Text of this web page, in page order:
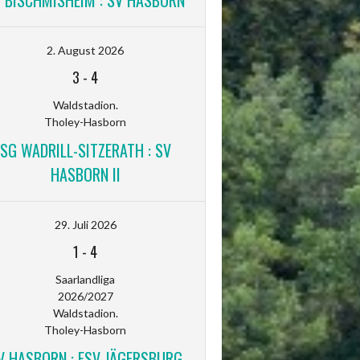
2. August 2026
3 - 4
Waldstadion.
Tholey-Hasborn
SG WADRILL-SITZERATH : SV
HASBORN II
29. Juli 2026
1 - 4
Saarlandliga
2026/2027
Waldstadion.
Tholey-Hasborn